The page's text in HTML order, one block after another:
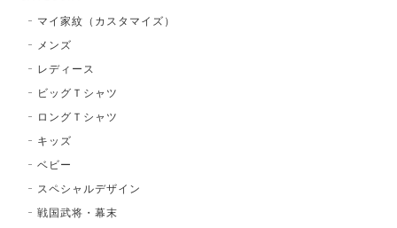
マイ家紋（カスタマイズ）
メンズ
レディース
ビッグＴシャツ
ロングＴシャツ
キッズ
ベビー
スペシャルデザイン
戦国武将・幕末